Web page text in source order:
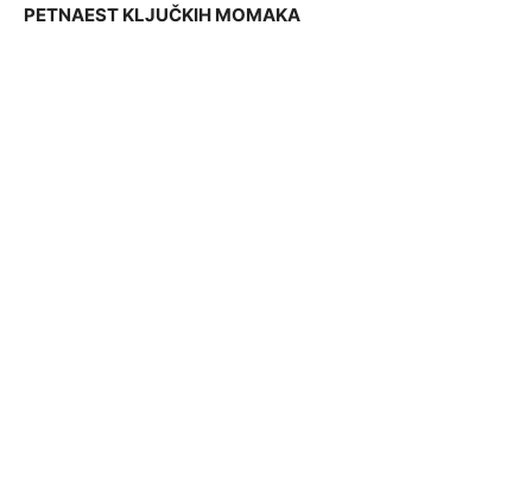
PETNAEST KLJUČKIH MOMAKA